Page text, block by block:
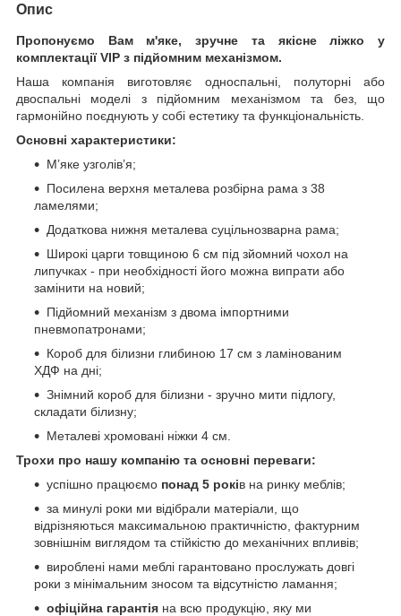
Опис
Пропонуємо Вам м'яке, зручне та якiсне ліжко у
комплектації VIP з підйомним механізмом.
Наша компанія виготовляє односпальні, полуторні або
двоспальні моделі з підйомним механізмом та без, що
гармонійно поєднують у собі естетику та функціональність.
Основні характеристики:
М’яке узголів’я;
Посилена верхня металева розбірна рама з 38
ламелями;
Додаткова нижня металева суцільнозварна рама;
Широкі царги товщиною 6 см під зйомний чохол на
липучках - при необхідності його можна випрати або
замінити на новий;
Підйомний механізм з двома імпортними
пневмопатронами;
Короб для білизни глибиною 17 см з ламінованим
ХДФ на дні;
Знімний короб для білизни - зручно мити підлогу,
складати білизну;
Металеві хромовані ніжки 4 см.
Трохи про нашу компанію та основні переваги:
успішно працюємо понад 5 років на ринку меблів;
за минулі роки ми відібрали матеріали, що
відрізняються максимальною практичністю, фактурним
зовнішнім виглядом та стійкістю до механічних впливів;
вироблені нами меблі гарантовано прослужать довгі
роки з мінімальним зносом та відсутністю ламання;
офіційна гарантія на всю продукцію, яку ми